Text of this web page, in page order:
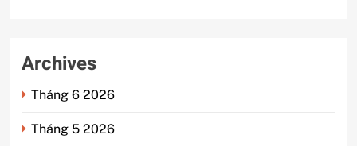
Archives
Tháng 6 2026
Tháng 5 2026